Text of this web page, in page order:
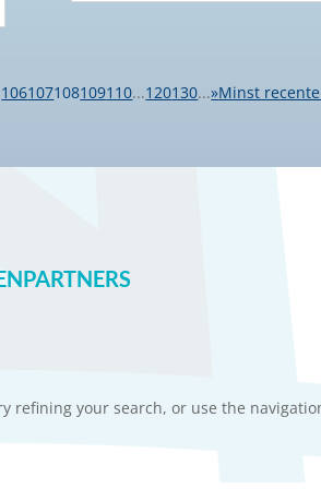
106107108109110...120130...»Minst
refining your search, or use the